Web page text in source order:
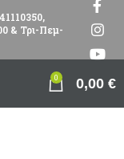
& Τρι-Πεμ-
0 0,00 €